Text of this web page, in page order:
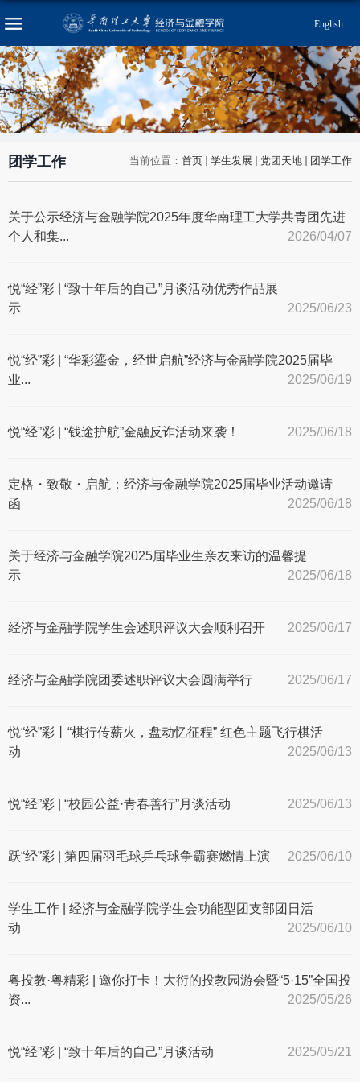
English
当前位置： 首页 学生发展 党团天地 团学工作
团学工作
关于公示经济与金融学院2025年度华南理工大学共青团先进
个人和集...
2026/04/07
悦“经”彩 | “致十年后的自己”月谈活动优秀作品展
示
2025/06/23
悦“经”彩 | “华彩鎏金，经世启航”经济与金融学院2025届毕
业...
2025/06/19
悦“经”彩 | “钱途护航”金融反诈活动来袭！ 2025/06/18
定格・致敬・启航：经济与金融学院2025届毕业活动邀请
函
2025/06/18
关于经济与金融学院2025届毕业生亲友来访的温馨提
示
2025/06/18
经济与金融学院学生会述职评议大会顺利召开 2025/06/17
经济与金融学院团委述职评议大会圆满举行 2025/06/17
悦“经”彩丨“棋行传薪火，盘动忆征程” 红色主题飞行棋活
动
2025/06/13
悦“经”彩 | “校园公益·青春善行”月谈活动 2025/06/13
跃“经”彩 | 第四届羽毛球乒乓球争霸赛燃情上演 2025/06/10
学生工作 | 经济与金融学院学生会功能型团支部团日活
动
2025/06/10
粤投教·粤精彩 | 邀你打卡！大衍的投教园游会暨“5·15”全国投
资...
2025/05/26
悦“经”彩 | “致十年后的自己”月谈活动 2025/05/21